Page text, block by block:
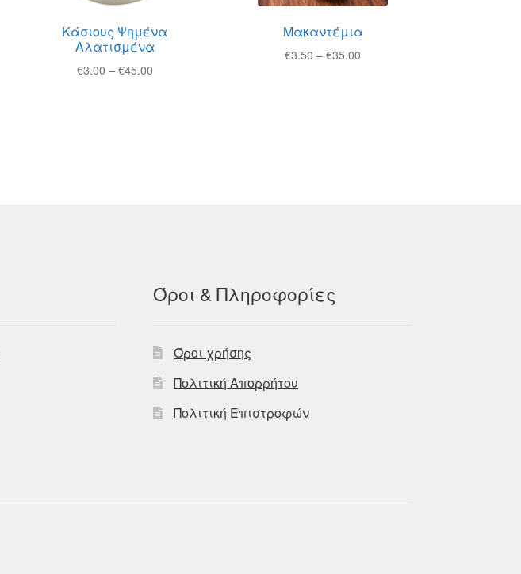
Κάσιους Ψημένα
Αλατισμένα
€3.00 – €45.00Price
Μακαντέμια
€3.50 – €35.00
Όροι & Πληροφορίες
Όροι χρήσης
Πολιτική Απορρήτου
Πολιτική Επιστροφών